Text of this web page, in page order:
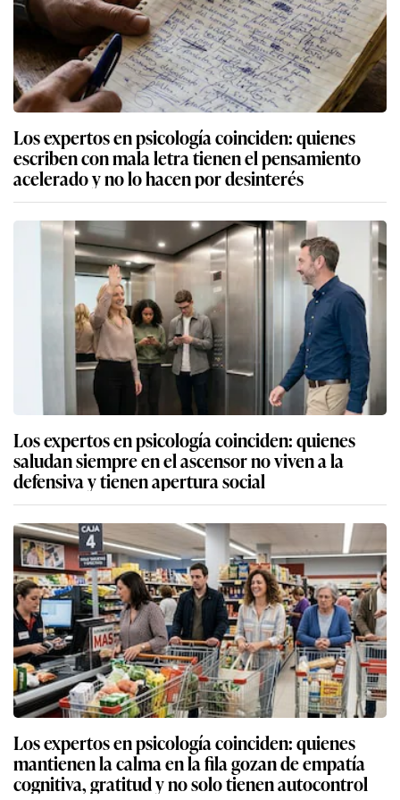
Los expertos en psicología coinciden: quienes
escriben con mala letra tienen el pensamiento
acelerado y no lo hacen por desinterés
Los expertos en psicología coinciden: quienes
saludan siempre en el ascensor no viven a la
defensiva y tienen apertura social
Los expertos en psicología coinciden: quienes
mantienen la calma en la fila gozan de empatía
cognitiva, gratitud y no solo tienen autocontrol